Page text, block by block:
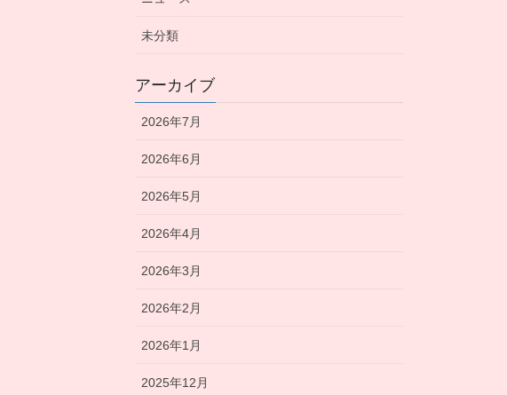
未分類
アーカイブ
2026年7月
2026年6月
2026年5月
2026年4月
2026年3月
2026年2月
2026年1月
2025年12月